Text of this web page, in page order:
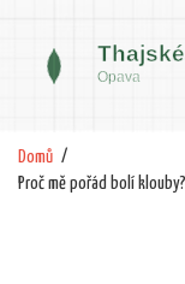
Domů
Proč mě pořád bolí